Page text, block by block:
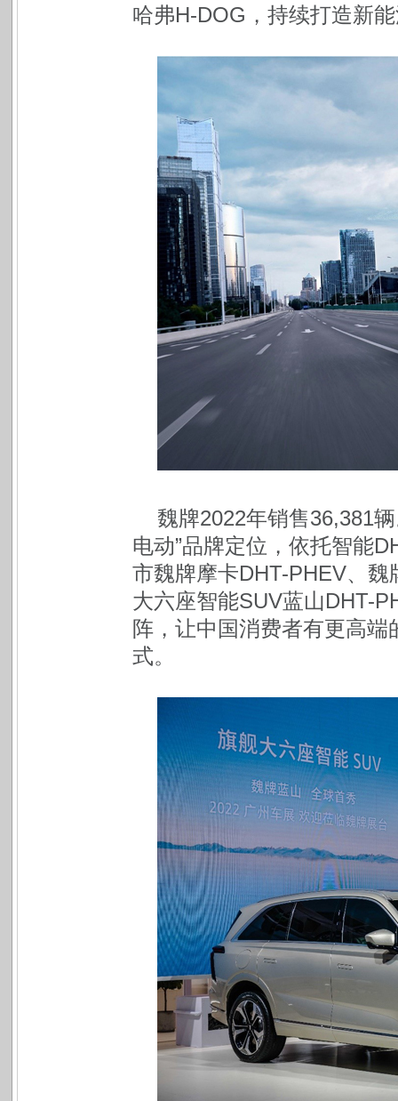
哈弗H-DOG，持续打造新
魏牌2022年销售36,381
电动”品牌定位，依托智能
市魏牌摩卡DHT-PHEV、
大六座智能SUV蓝山DHT-
阵，让中国消费者有更高
式。